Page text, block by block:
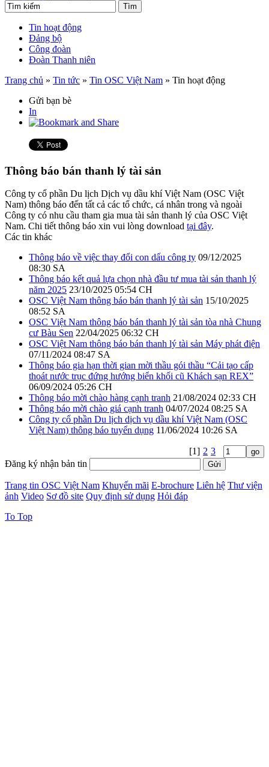
Tin hoạt động
Đảng bộ
Công đoàn
Đoàn Thanh niên
Trang chủ » Tin tức » Tin OSC Việt Nam » Tin hoạt động
Gửi bạn bè
In
Thông báo bán thanh lý tài sản
Công ty cổ phần Du lịch Dịch vụ dầu khí Việt Nam (OSC Việt
Nam) thông báo đến tất cả các tổ chức, cá nhân trong và ngoài
Công ty có nhu cầu tham gia mua tài sản thanh lý của OSC Việt
Nam. Chi tiết thông báo xin vui lòng download tại đây.
Các tin khác
Thông báo về việc thay đổi con dấu công ty 09/12/2025
08:30 SA
Thông báo kết quả lựa chọn nhà đầu tư mua tài sản thanh lý
năm 2025 23/10/2025 05:54 CH
OSC Việt Nam thông báo bán thanh lý tài sản 15/10/2025
08:52 SA
OSC Việt Nam thông báo bán thanh lý tài sản tòa nhà Chung
cư Bàu Sen 22/04/2025 06:32 CH
OSC Việt Nam thông báo bán thanh lý tài sản Máy phát điện
07/11/2024 08:47 SA
Thông báo gia hạn thời gian mời thầu gói thầu “Cải tạo cấp
thoát nước trục đứng hướng biển khối cũ Khách sạn REX”
06/09/2024 05:26 CH
Thông báo mời chào hàng cạnh tranh 21/08/2024 02:33 CH
Thông báo mời chào giá cạnh tranh 04/07/2024 08:25 SA
Công ty cổ phần Du lịch dịch vụ dầu khí Việt Nam (OSC
Việt Nam) thông báo tuyển dụng 11/06/2024 10:26 SA
[1] 2 3
Đăng ký nhận bản tin
Trang tin OSC Việt Nam Khuyến mãi E-brochure Liên hệ Thư viện
ảnh Video Sơ đồ site Quy định sử dụng Hỏi đáp
To Top